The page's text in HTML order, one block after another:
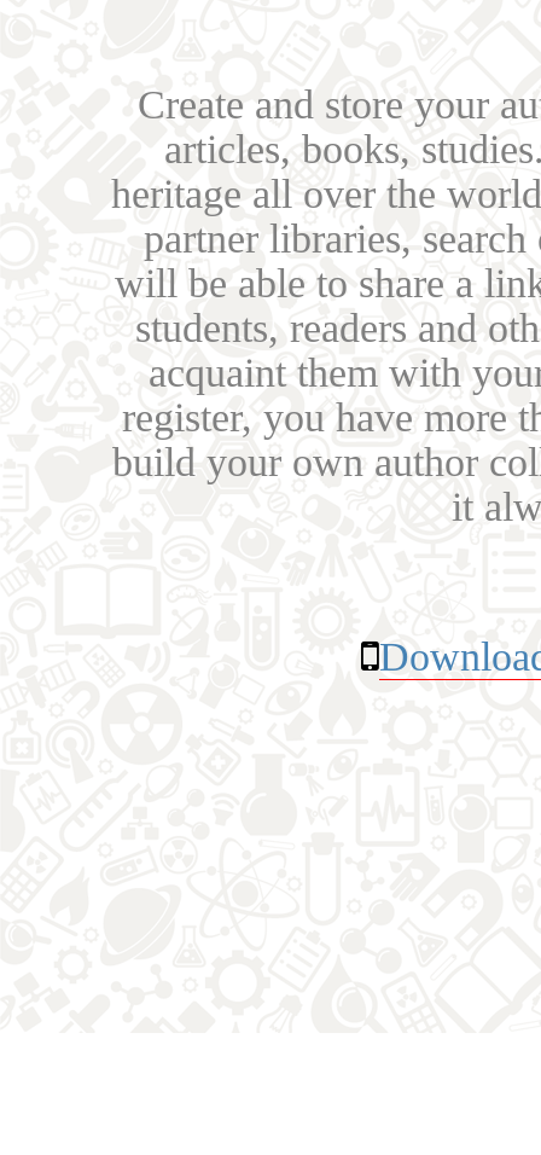
Create and store your
articles, books,
heritage all over the
partner libraries,
will be able to share a
students, readers and
acquaint them with
register, you have more
build your own author
it